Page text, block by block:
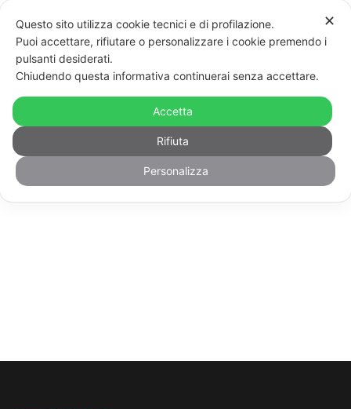
contenuto
L'annuncio non è disponibile o è stato
rimosso
✕
Questo sito utilizza cookie tecnici e di profilazione.
Puoi accettare, rifiutare o personalizzare i cookie premendo i
pulsanti desiderati.
Chiudendo questa informativa continuerai senza accettare.
Accetta
Rifiuta
Personalizza